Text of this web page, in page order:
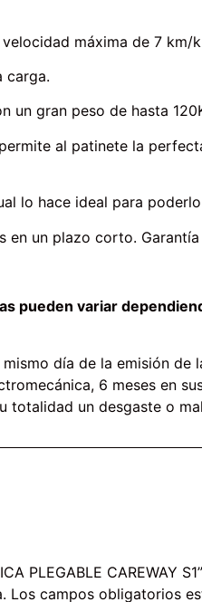
máxima de 7 km/
carga.
un gran peso de hasta
al patinete la
lo hace ideal para
en un plazo corto.
pueden variar
día de la emisión
6 meses en
totalidad un desgaste o
PLEGABLE CAREWAY S1”
Los campos obligatorios